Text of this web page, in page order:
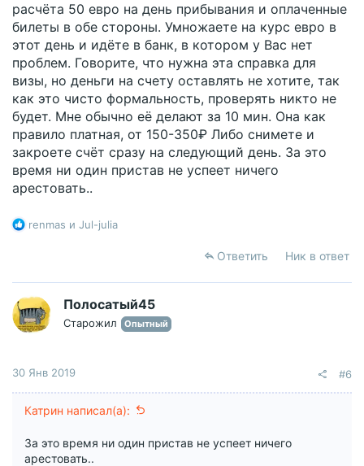
расчёта 50 евро на день прибывания и оплаченные
билеты в обе стороны. Умножаете на курс евро в
этот день и идёте в банк, в котором у Вас нет
проблем. Говорите, что нужна эта справка для
визы, но деньги на счету оставлять не хотите, так
как это чисто формальность, проверять никто не
будет. Мне обычно её делают за 10 мин. Она как
правило платная, от 150-350₽ Либо снимете и
закроете счёт сразу на следующий день. За это
время ни один пристав не успеет ничего
арестовать..
Р
ц
и
и
:
renmas и Jul-julia
Ответить Ник в ответ
Полосатый45
Старожил Опытный
30 Янв 2019 #6
Катрин написал(а):
За это время ни один пристав не успеет ничего
арестовать..